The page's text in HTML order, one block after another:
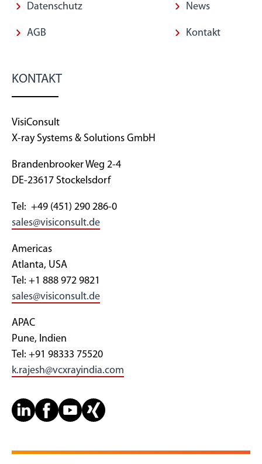
Datenschutz
AGB
News
Kontakt
KONTAKT
VisiConsult
X-ray Systems & Solutions GmbH
Brandenbrooker Weg 2-4
DE-23617 Stockelsdorf
Tel: +49 (451) 290 286-0
sales@visiconsult.de
Americas
Atlanta, USA
Tel: +1 888 972 9821
sales@visiconsult.de
APAC
Pune, Indien
Tel: +91 98333 75520
k.rajesh@vcxrayindia.com